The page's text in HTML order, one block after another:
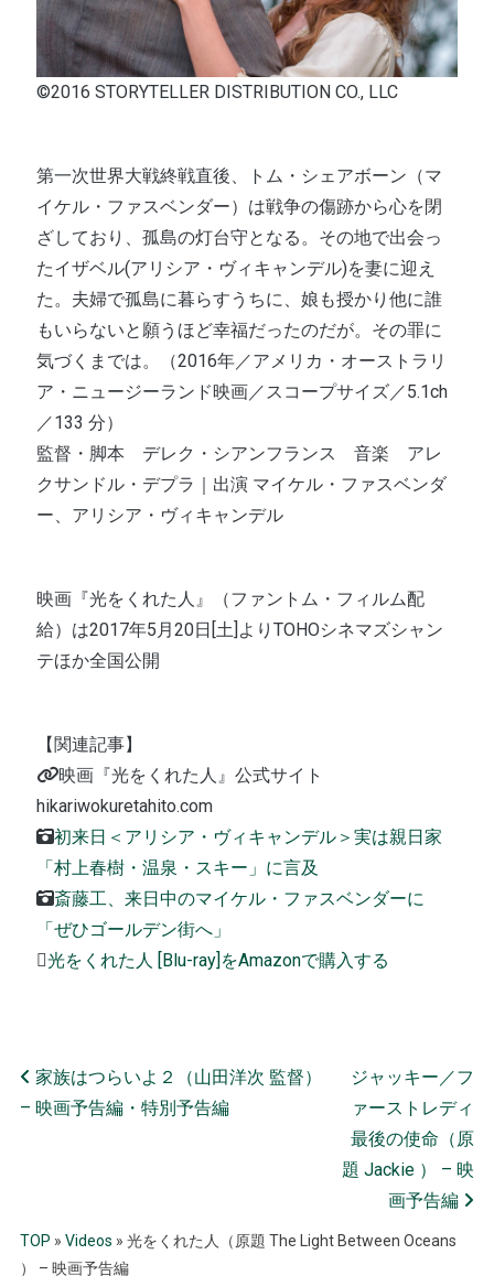
©2016 STORYTELLER DISTRIBUTION CO., LLC
第一次世界大戦終戦直後、トム・シェアボーン（マ
イケル・ファスベンダー）は戦争の傷跡から心を閉
ざしており、孤島の灯台守となる。その地で出会っ
たイザベル(アリシア・ヴィキャンデル)を妻に迎え
た。夫婦で孤島に暮らすうちに、娘も授かり他に誰
もいらないと願うほど幸福だったのだが。その罪に
気づくまでは。（2016年／アメリカ・オーストラリ
ア・ニュージーランド映画／スコープサイズ／5.1ch
／133 分）
監督・脚本 デレク・シアンフランス 音楽 アレ
クサンドル・デプラ｜出演 マイケル・ファスベンダ
ー、アリシア・ヴィキャンデル
映画『光をくれた人』（ファントム・フィルム配
給）は2017年5月20日[土]よりTOHOシネマズシャン
テほか全国公開
【関連記事】
映画『光をくれた人』公式サイト
hikariwokuretahito.com
初来日＜アリシア・ヴィキャンデル＞実は親日家
「村上春樹・温泉・スキー」に言及
斎藤工、来日中のマイケル・ファスベンダーに
「ぜひゴールデン街へ」
​光をくれた人 [Blu-ray]をAmazonで購入する
Post navigation
家族はつらいよ２（山田洋次 監督）
– 映画予告編・特別予告編
ジャッキー／フ
ァーストレディ
最後の使命（原
題 Jackie ） – 映
画予告編
TOP » Videos » 光をくれた人（原題 The Light Between Oceans
） – 映画予告編